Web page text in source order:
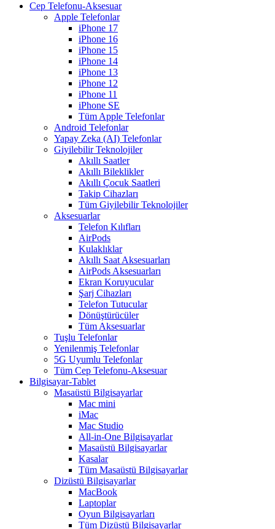
Cep Telefonu-Aksesuar
Apple Telefonlar
iPhone 17
iPhone 16
iPhone 15
iPhone 14
iPhone 13
iPhone 12
iPhone 11
iPhone SE
Tüm Apple Telefonlar
Android Telefonlar
Yapay Zeka (AI) Telefonlar
Giyilebilir Teknolojiler
Akıllı Saatler
Akıllı Bileklikler
Akıllı Çocuk Saatleri
Takip Cihazları
Tüm Giyilebilir Teknolojiler
Aksesuarlar
Telefon Kılıfları
AirPods
Kulaklıklar
Akıllı Saat Aksesuarları
AirPods Aksesuarları
Ekran Koruyucular
Şarj Cihazları
Telefon Tutucular
Dönüştürücüler
Tüm Aksesuarlar
Tuşlu Telefonlar
Yenilenmiş Telefonlar
5G Uyumlu Telefonlar
Tüm Cep Telefonu-Aksesuar
Bilgisayar-Tablet
Masaüstü Bilgisayarlar
Mac mini
iMac
Mac Studio
All-in-One Bilgisayarlar
Masaüstü Bilgisayarlar
Kasalar
Tüm Masaüstü Bilgisayarlar
Dizüstü Bilgisayarlar
MacBook
Laptoplar
Oyun Bilgisayarları
Tüm Dizüstü Bilgisayarlar